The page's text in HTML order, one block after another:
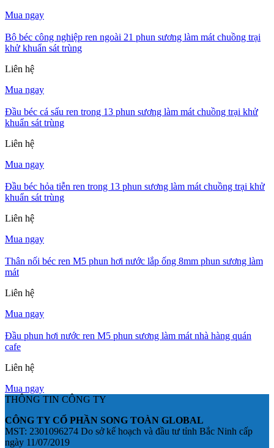
Mua ngay
Bộ béc công nghiệp ren ngoài 21 phun sương làm mát chuồng trại
khử khuẩn sát trùng
Liên hệ
Mua ngay
Đầu béc cá sấu ren trong 13 phun sương làm mát chuồng trại khử
khuẩn sát trùng
Liên hệ
Mua ngay
Đầu béc hỏa tiễn ren trong 13 phun sương làm mát chuồng trại khử
khuẩn sát trùng
Liên hệ
Mua ngay
Thân nối béc ren M5 phun hơi nước lắp ống 8mm phun sương làm
mát
Liên hệ
Mua ngay
Đầu phun hơi nước ren M5 phun sương làm mát nhà hàng quán
cafe
Liên hệ
Mua ngay
THÔNG TIN CÔNG TY
CÔNG TY CỔ PHẦN SONG TOÀN GLOBAL
MST: 2301096274 Do sở kế hoạch và đầu tư tỉnh Bắc Ninh cấp
ngày 11/07/2019